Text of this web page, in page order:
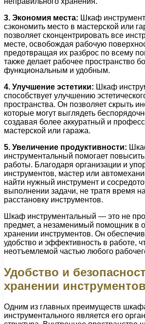
3. Экономия места: Шкаф
сэкономить место в мастерской или
позволяет сконцентрировать все
месте, освобождая рабочую
предотвращая их разброс по всему
также делает рабочее пространство
функциональным и удобным.
4. Улучшение эстетики: Шкаф
способствует улучшению
пространства. Он позволяет скрыть
которые могут выглядеть
создавая более аккуратный и
мастерской или гаража.
5. Увеличение продуктивности:
инструментальный помогает
работы. Благодаря организации и
инструментов, мастер или
найти нужный инструмент и
выполнении задачи, не тратя время
расстановку инструментов.
Шкаф инструментальный — это не
предмет, а незаменимый помощник в
хранении инструментов. Он
удобство и эффективность в работе,
неотъемлемой частью любого
Удобство и
хранении инструментов
Одним из главных преимуществ
инструментального является его